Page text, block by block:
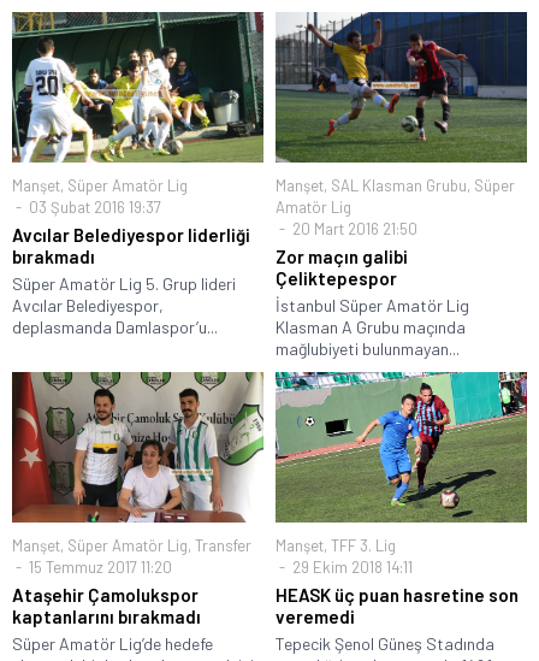
Manşet, Süper Amatör Lig
03 Şubat 2016 19:37
Avcılar Belediyespor liderliği
bırakmadı
Süper Amatör Lig 5. Grup lideri
Avcılar Belediyespor,
deplasmanda Damlaspor’u...
Manşet, SAL Klasman Grubu, Süper
Amatör Lig
20 Mart 2016 21:50
Zor maçın galibi
Çeliktepespor
İstanbul Süper Amatör Lig
Klasman A Grubu maçında
mağlubiyeti bulunmayan...
Manşet, Süper Amatör Lig, Transfer
15 Temmuz 2017 11:20
Ataşehir Çamolukspor
kaptanlarını bırakmadı
Süper Amatör Lig’de hedefe
Manşet, TFF 3. Lig
29 Ekim 2018 14:11
HEASK üç puan hasretine son
veremedi
Tepecik Şenol Güneş Stadında